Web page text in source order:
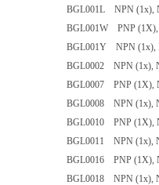
BGL001L NPN (1x),
BGL001W PNP
BGL001Y NPN (1x),
BGL0002 NPN (1x),
BGL0007 PNP (1X),
BGL0008 NPN (1x),
BGL0010 PNP (1X),
BGL0011 NPN (1x),
BGL0016 PNP (1X),
BGL0018 NPN (1x),